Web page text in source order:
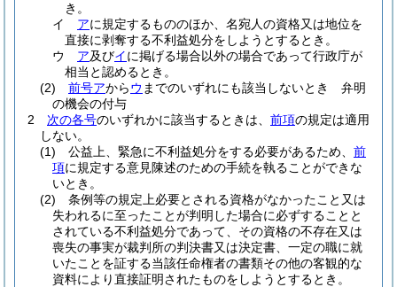
き。
イ
アに規定するもののほか、名宛人の資格又は地位を
直接に剥奪する不利益処分をしようとするとき。
ウ
ア及びイに掲げる場合以外の場合であって行政庁が
相当と認めるとき。
(2)
前号アからウ までのいずれにも該当しないとき 弁明
の機会の付与
2
次の各号のいずれかに該当するときは、 前項の規定は適用
しない。
(1)
公益上、緊急に不利益処分をする必要があるため、 前
項に規定する意見陳述のための手続を執ることができな
いとき。
(2)
条例等の規定上必要とされる資格がなかったこと又は
失われるに至ったことが判明した場合に必ずすることと
されている不利益処分であって、その資格の不存在又は
喪失の事実が裁判所の判決書又は決定書、一定の職に就
いたことを証する当該任命権者の書類その他の客観的な
資料により直接証明されたものをしようとするとき。